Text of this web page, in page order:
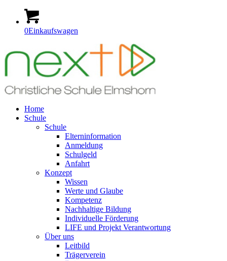
0Einkaufswagen
Home
Schule
Schule
Elterninformation
Anmeldung
Schulgeld
Anfahrt
Konzept
Wissen
Werte und Glaube
Kompetenz
Nachhaltige Bildung
Individuelle Förderung
LIFE und Projekt Verantwortung
Über uns
Leitbild
Trägerverein